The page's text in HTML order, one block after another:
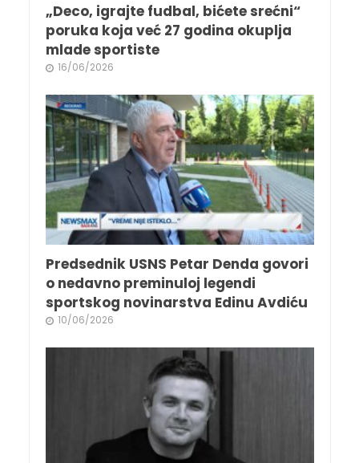
„Deco, igrajte fudbal, bićete srećni“
poruka koja već 27 godina okuplja
mlade sportiste
16/06/2026
Predsednik USNS Petar Denda govori
o nedavno preminuloj legendi
sportskog novinarstva Edinu Avdiću
10/06/2026